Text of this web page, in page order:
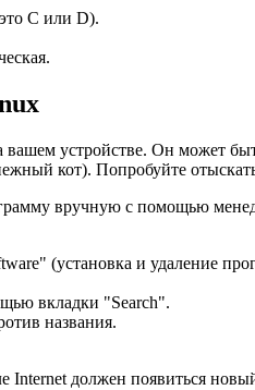
C или D).
устройстве. Он может
кот). Попробуйте
вручную с помощью
(установка и удаление
вкладки "Search".
названия.
Internet должен появиться